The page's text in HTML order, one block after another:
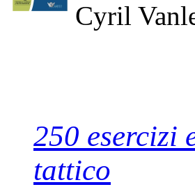
Cyril
250 esercizi
tattico